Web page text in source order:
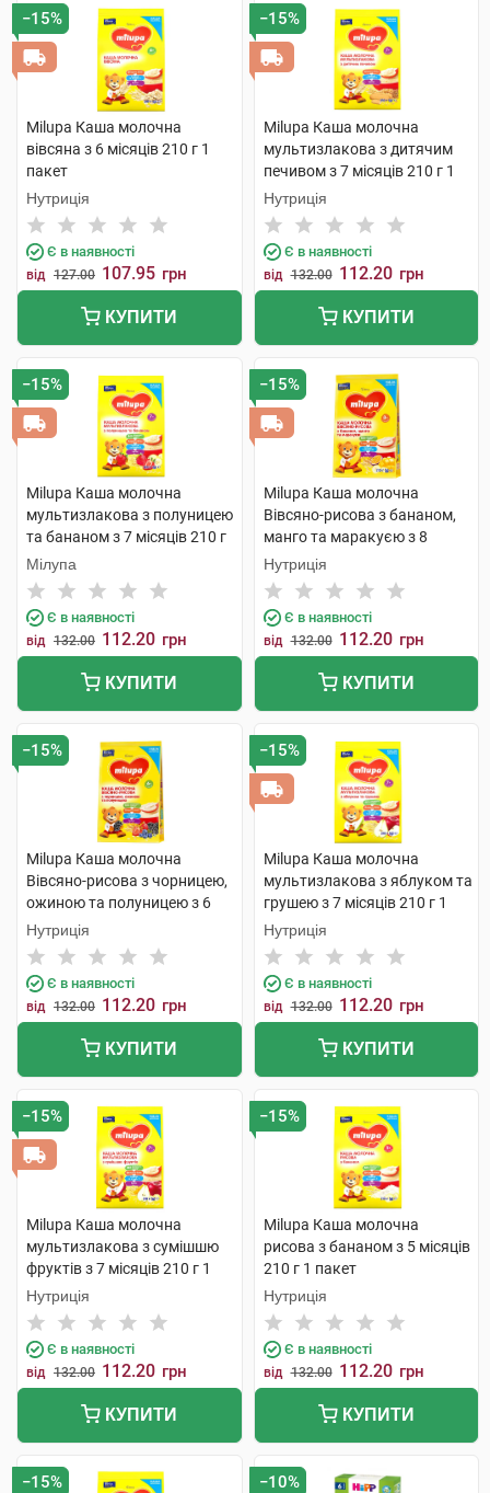
−15%
Milupa Каша молочна
вівсяна з 6 місяців 210 г 1
пакет
Нутриція
Є в наявності
від 127.00 107.95 грн
КУПИТИ
−15%
Milupa Каша молочна
мультизлакова з дитячим
печивом з 7 місяців 210 г 1
пакет
Нутриція
Є в наявності
від 132.00 112.20 грн
КУПИТИ
−15%
Milupa Каша молочна
мультизлакова з полуницею
та бананом з 7 місяців 210 г
1 пакет
Мілупа
Є в наявності
від 132.00 112.20 грн
КУПИТИ
−15%
Milupa Каша молочна
Вівсяно-рисова з бананом,
манго та маракуєю з 8
місяців 210 г 1 пакет
Нутриція
Є в наявності
від 132.00 112.20 грн
КУПИТИ
−15%
Milupa Каша молочна
Вівсяно-рисова з чорницею,
ожиною та полуницею з 6
місяців 210 г 1 пакет
Нутриція
Є в наявності
від 132.00 112.20 грн
КУПИТИ
−15%
Milupa Каша молочна
мультизлакова з яблуком та
грушею з 7 місяців 210 г 1
пакет
Нутриція
Є в наявності
від 132.00 112.20 грн
КУПИТИ
−15%
Milupa Каша молочна
мультизлакова з сумішшю
фруктів з 7 місяців 210 г 1
пакет
Нутриція
Є в наявності
від 132.00 112.20 грн
КУПИТИ
−15%
Milupa Каша молочна
рисова з бананом з 5 місяців
210 г 1 пакет
Нутриція
Є в наявності
від 132.00 112.20 грн
КУПИТИ
−15% −10%